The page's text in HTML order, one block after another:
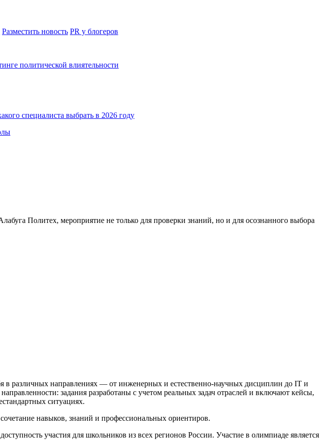
Разместить новость PR у блогеров
политической влиятельности
специалиста выбрать в 2026 году
Политех, мероприятие не только для проверки знаний, но и для осознанного выбора
в различных направлениях — от инженерных и естественно-научных дисциплин до IT и
задания разработаны с учетом реальных задач отраслей и включают кейсы,
ситуациях.
навыков, знаний и профессиональных ориентиров.
участия для школьников из всех регионов России. Участие в олимпиаде является